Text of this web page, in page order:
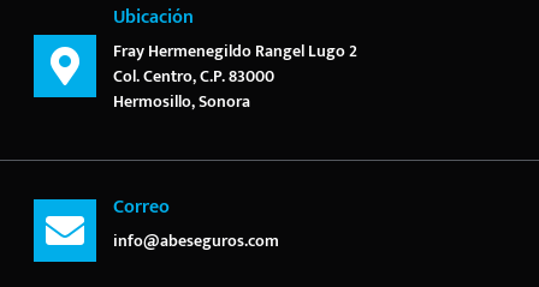
Ubicación
Fray Hermenegildo Rangel Lugo 2
Col. Centro, C.P. 83000
Hermosillo, Sonora
Correo
info@abeseguros.com